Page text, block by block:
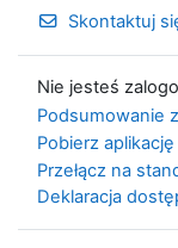
Skontaktuj
Nie jesteś
Podsumowanie
Pobierz
Przełącz na
Deklaracja